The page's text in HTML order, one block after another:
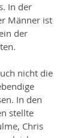
In der
Männer ist
der
nicht die
In den
stellte
Chris